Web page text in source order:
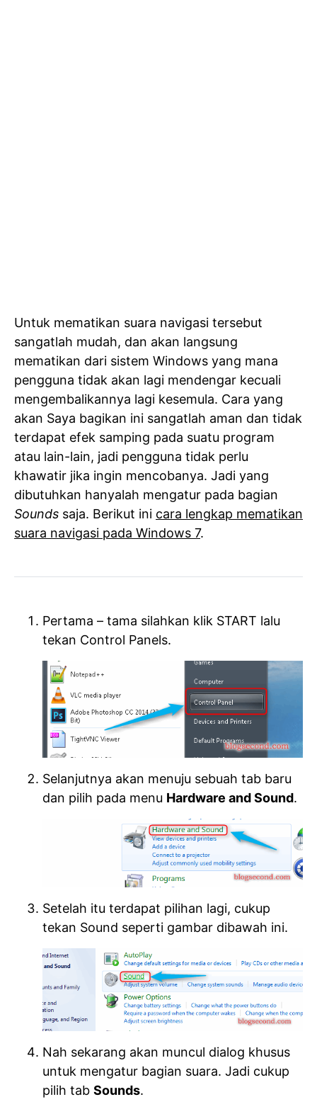
Untuk mematikan suara navigasi tersebut
sangatlah mudah, dan akan langsung
mematikan dari sistem Windows yang mana
pengguna tidak akan lagi mendengar kecuali
mengembalikannya lagi kesemula. Cara yang
akan Saya bagikan ini sangatlah aman dan tidak
terdapat efek samping pada suatu program
atau lain-lain, jadi pengguna tidak perlu
khawatir jika ingin mencobanya. Jadi yang
dibutuhkan hanyalah mengatur pada bagian
Sounds saja. Berikut ini cara lengkap mematikan
suara navigasi pada Windows 7.
Pertama – tama silahkan klik START lalu
tekan Control Panels.
Selanjutnya akan menuju sebuah tab baru
dan pilih pada menu Hardware and Sound.
Setelah itu terdapat pilihan lagi, cukup
tekan Sound seperti gambar dibawah ini.
Nah sekarang akan muncul dialog khusus
untuk mengatur bagian suara. Jadi cukup
pilih tab Sounds.